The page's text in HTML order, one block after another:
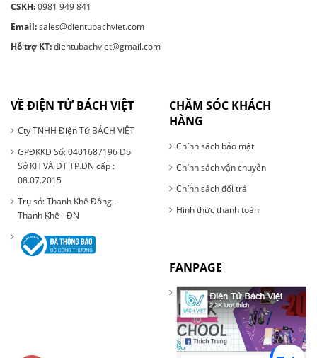
CSKH:0981 949 841
Email:sales@dientubachviet.com
Hỗ trợ KT:dientubachviet@gmail.com
VỀ ĐIỆN TỬ BÁCH VIỆT
Cty TNHH Điện Tử BÁCH VIỆT
GPĐKKD Số: 0401687196 Do
Sở KH VÀ ĐT TP.ĐN cấp :
08.07.2015
Trụ sở: Thanh Khê Đông -
Thanh Khê - ĐN
CHĂM SÓC KHÁCH
HÀNG
Chính sách bảo mật
Chính sách vận chuyển
Chính sách đổi trả
Hình thức thanh toán
FANPAGE